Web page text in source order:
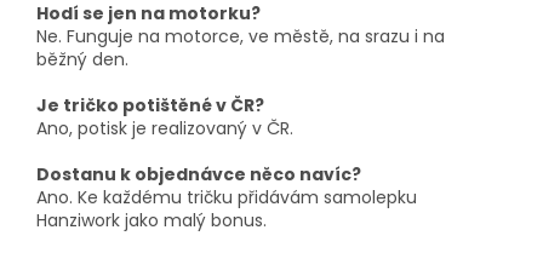
Hodí se jen na motorku?
Ne. Funguje na motorce, ve městě, na srazu i na
běžný den.
Je tričko potištěné v ČR?
Ano, potisk je realizovaný v ČR.
Dostanu k objednávce něco navíc?
Ano. Ke každému tričku přidávám samolepku
Hanziwork jako malý bonus.